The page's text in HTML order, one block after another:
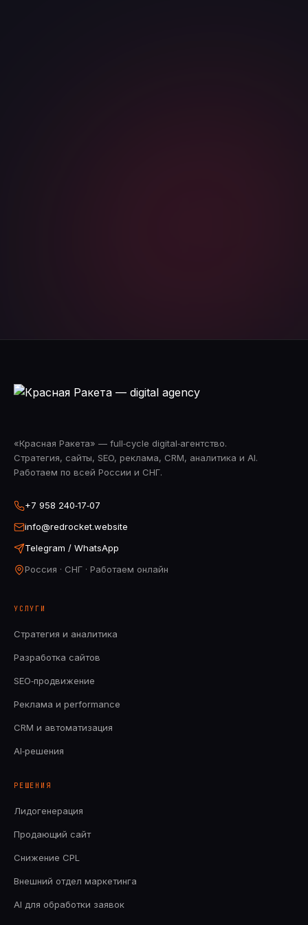
«Красная Ракета» — full‑cycle digital‑агентство.
Стратегия, сайты, SEO, реклама, CRM, аналитика и AI.
Работаем по всей России и СНГ.
+7 958 240‑17‑07
info@redrocket.website
Telegram / WhatsApp
Россия · СНГ · Работаем онлайн
УСЛУГИ
Стратегия и аналитика
Разработка сайтов
SEO‑продвижение
Реклама и performance
CRM и автоматизация
AI‑решения
РЕШЕНИЯ
Лидогенерация
Продающий сайт
Снижение CPL
Внешний отдел маркетинга
AI для обработки заявок